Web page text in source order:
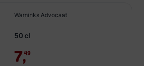
Warninks Advocaat
50 cl
7,49